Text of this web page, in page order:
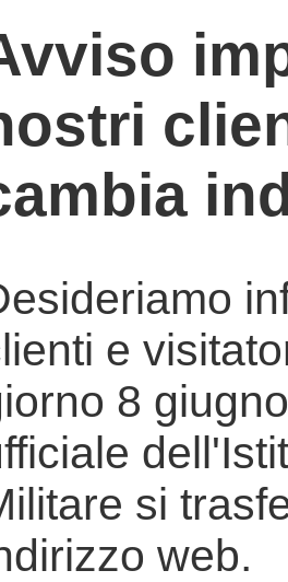
e
8
si
web.